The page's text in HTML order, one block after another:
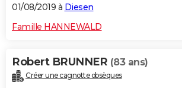
01/08/2019 à Diesen
Famille HANNEWALD
Robert BRUNNER (83 ans)
Créer une cagnotte obsèques